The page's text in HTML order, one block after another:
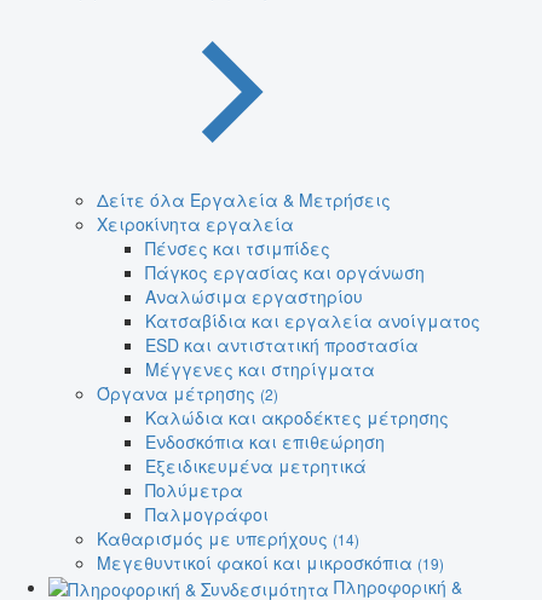
Δείτε όλα Εργαλεία & Μετρήσεις
Χειροκίνητα εργαλεία
Πένσες και τσιμπίδες
Πάγκος εργασίας και οργάνωση
Αναλώσιμα εργαστηρίου
Κατσαβίδια και εργαλεία ανοίγματος
ESD και αντιστατική προστασία
Μέγγενες και στηρίγματα
Όργανα μέτρησης (2)
Καλώδια και ακροδέκτες μέτρησης
Ενδοσκόπια και επιθεώρηση
Εξειδικευμένα μετρητικά
Πολύμετρα
Παλμογράφοι
Καθαρισμός με υπερήχους (14)
Μεγεθυντικοί φακοί και μικροσκόπια (19)
Πληροφορική &